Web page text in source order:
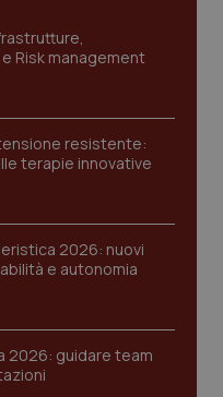
Risk management
resistente:
terapie innovative
2026: nuovi
e autonomia
2026: guidare team
www.quotidianosanita.it
Google LLC